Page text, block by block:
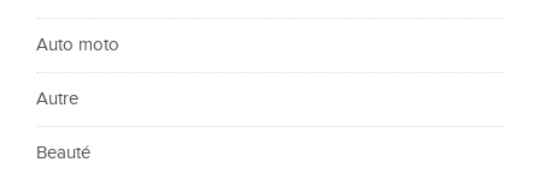
Auto moto
Autre
Beauté